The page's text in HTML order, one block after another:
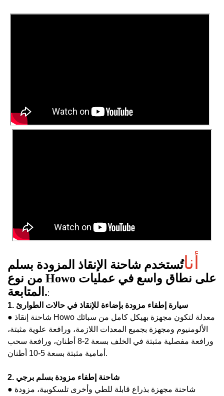
أناتُستخدم شاحنة الإنقاذ المزودة بسلم
من نوع Howo على نطاق واسع في عمليات
المتابعة.:
1. سيارة إطفاء مزودة بإضاءة للإنقاذ في حالات الطوارئ
● شاحنة إنقاذ Howo معدلة لتكون مجهزة بهيكل كامل من سبائك
الألومنيوم ومجهزة بجميع المعدات اللازمة، ورافعة علوية مثبتة،
ورافعة مفصلية مثبتة في الخلف بسعة 2-8 أطنان، ورافعة سحب
أمامية مثبتة بسعة 5-10 أطنان.
2. شاحنة إطفاء مزودة بسلم برجي
● شاحنة مجهزة بذراع قابلة للطي وأخرى تلسكوبية، مزودة